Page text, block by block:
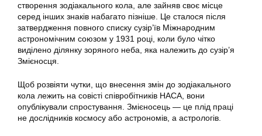
створення зодіакального кола, але зайняв своє місце
серед інших знаків набагато пізніше. Це сталося після
затвердження повного списку сузір’їв Міжнародним
астрономічним союзом у 1931 році, коли було чітко
виділено ділянку зоряного неба, яка належить до сузір’я
Змієносця.
Щоб розвіяти чутки, що внесення змін до зодіакального
кола лежить на совісті співробітників НАСА, вони
опублікували спростування. Змієносець — це плід праці
не дослідників космосу або астрономів, а астрологів.